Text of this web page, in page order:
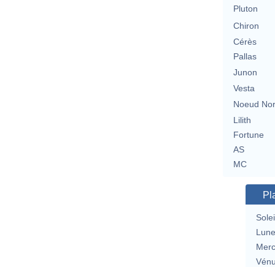
Pluton
Chiron
Cérès
Pallas
Junon
Vesta
Noeud
Lilith
Fortune
AS
MC
Lune